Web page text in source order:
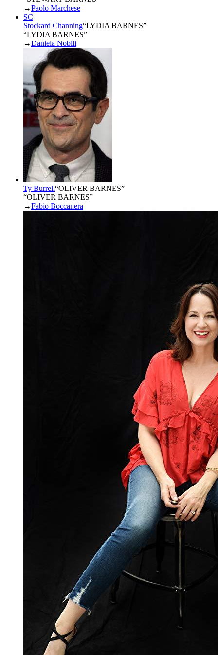
→Paolo Marchese
SC
Stockard Channing“LYDIA BARNES”
“LYDIA BARNES”
→Daniela Nobili
Ty Burrell“OLIVER BARNES”
“OLIVER BARNES”
→Fabio Boccanera